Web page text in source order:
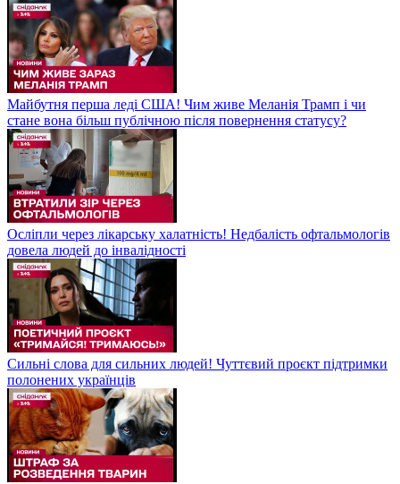
Майбутня перша леді США! Чим живе Меланія Трамп і чи
стане вона більш публічною після повернення статусу?
Осліпли через лікарську халатність! Недбалість офтальмологів
довела людей до інвалідності
Сильні слова для сильних людей! Чуттєвий проєкт підтримки
полонених українців